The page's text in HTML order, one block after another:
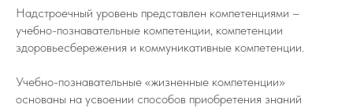
Надстроечный уровень представлен компетенциями –
учебно-познавательные компетенции, компетенции
здоровьесбережения и коммуникативные компетенции.
Учебно-познавательные «жизненные компетенции»
основаны на усвоении способов приобретения знаний